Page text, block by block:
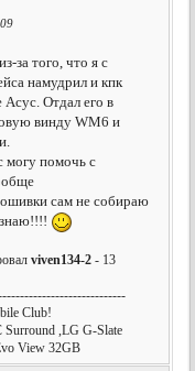
за того, что я с
намудрил и кпк
Асус. Отдал его в
винду WM6 и
могу помочь с
сам не собираю
знаю!!!!
viven134-2 - 13
Club!
,LG G-Slate
View 32GB